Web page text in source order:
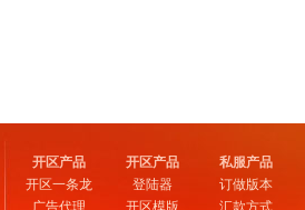
开区产品
开区一条龙
广告代理
开区产品
登陆器
开区模版
私服产品
订做版本
汇款方式